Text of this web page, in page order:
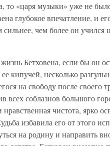
то «царя музыки» уже не
глубокое впечатление, и
чем более он учился
Бетховена, если бы он
кипучей, несколько
на свободу после своего
всех соблазнов большого
чистота, ярко
избавила его от этого
на родину и направить